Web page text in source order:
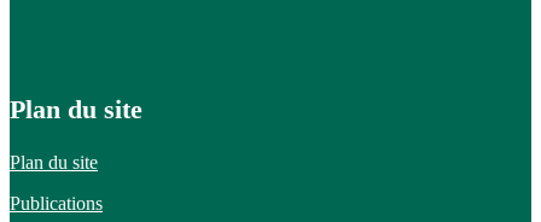
Plan du site
Plan du site
Publications